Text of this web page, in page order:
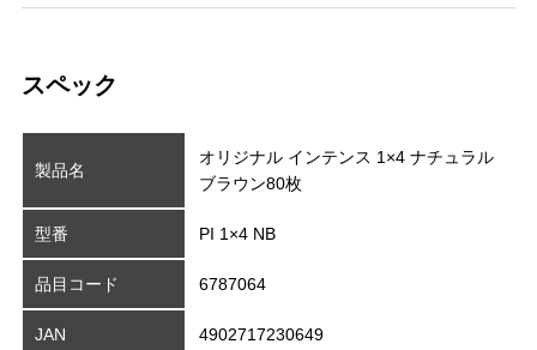
スペック
製品名
オリジナル インテンス 1×4 ナチュラル
ブラウン80枚
型番 PI 1×4 NB
品目コード 6787064
JAN 4902717230649